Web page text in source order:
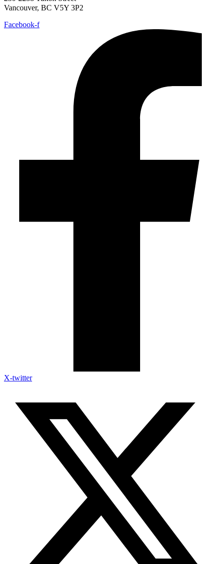
Vancouver, BC V5Y 3P2
Facebook-f
X-twitter